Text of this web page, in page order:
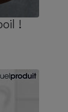
!